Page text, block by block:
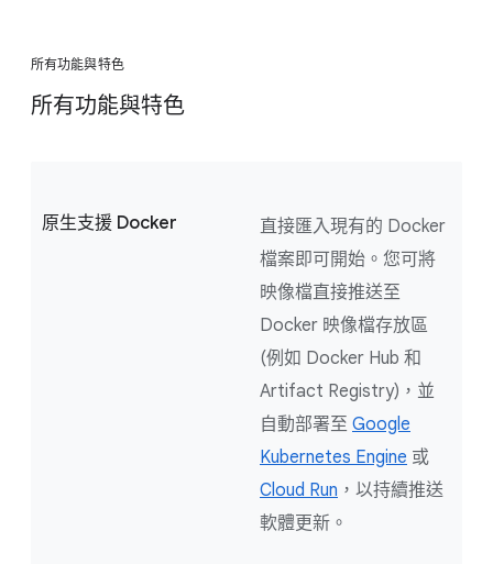
所有功能與特色
所有功能與特色
原生支援 Docker
直接匯入現有的 Docker
檔案即可開始。您可將
映像檔直接推送至
Docker 映像檔存放區
(例如 Docker Hub 和
Artifact Registry)，並
自動部署至 Google
Kubernetes Engine 或
Cloud Run ，以持續推送
軟體更新。